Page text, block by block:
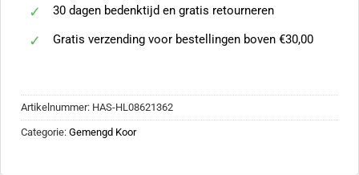
30 dagen bedenktijd en gratis retourneren
Gratis verzending voor bestellingen boven €30,00
Artikelnummer: HAS-HL08621362
Categorie: Gemengd Koor